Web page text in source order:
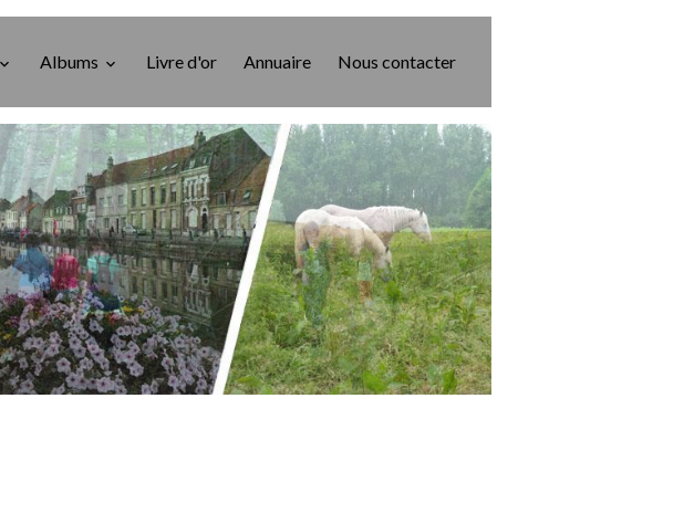
Albums Livre d'or Annuaire Nous contacter